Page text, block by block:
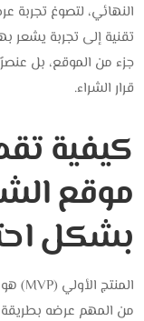
النهائي، لتصوغ تجربة
تقنية إلى تجربة يشعر
جزء من الموقع، بل
قرار الشراء.
موقع
بشكل
المنتج الأولي (MVP) هو الخطوة العملية الأولى لإثبات الفكرة،
من المهم عرضه بطريقة